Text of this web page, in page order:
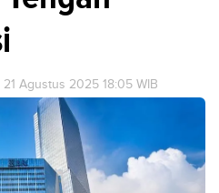
21 Agustus 2025 18:05 WIB